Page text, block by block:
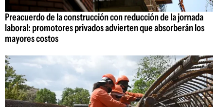
Preacuerdo de la construcción con reducción de la jornada
laboral: promotores privados advierten que absorberán los
mayores costos